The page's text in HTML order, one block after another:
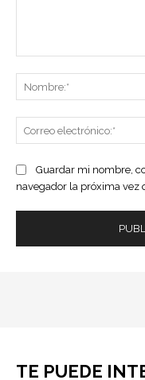
Guardar mi nombre,
navegador la próxima vez
TE PUEDE